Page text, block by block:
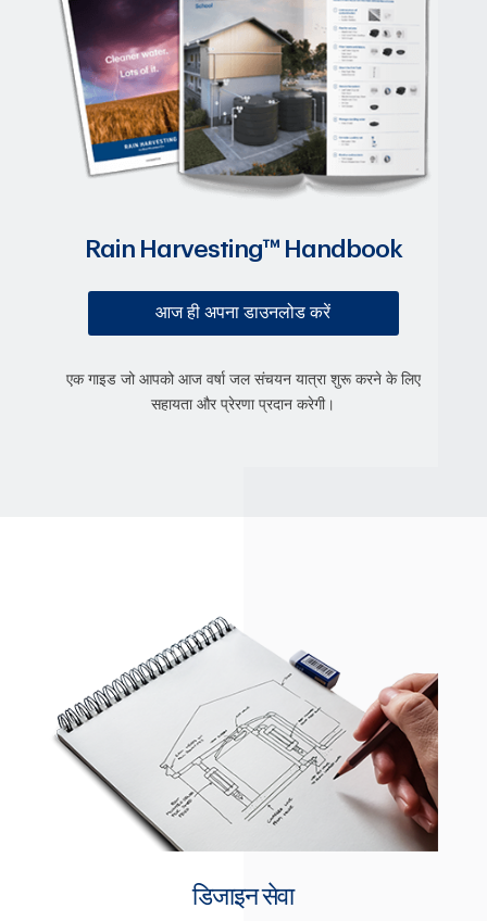
Rain Harvesting™ Handbook
आज ही अपना डाउनलोड करें
एक गाइड जो आपको आज वर्षा जल संचयन यात्रा शुरू करने के लिए
सहायता और प्रेरणा प्रदान करेगी।
डिजाइन सेवा